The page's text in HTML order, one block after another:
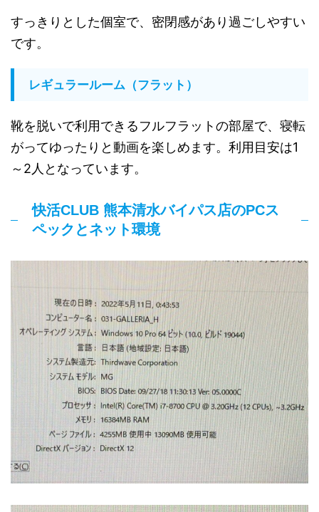
すっきりとした個室で、密閉感があり過ごしやすい
です。
レギュラールーム（フラット）
靴を脱いで利用できるフルフラットの部屋で、寝転
がってゆったりと動画を楽しめます。利用目安は1
～2人となっています。
快活CLUB 熊本清水バイパス店のPCス
ペックとネット環境